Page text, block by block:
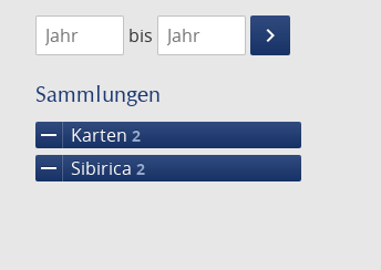
1720
1721
bis
keyboard_arrow_right
Suche
Sammlungen
remove Karten 2
remove Sibirica 2